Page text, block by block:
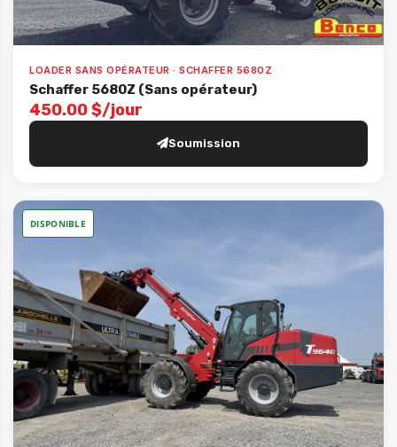
LOADER SANS OPÉRATEUR · SCHAFFER 5680Z
Schaffer 5680Z (Sans opérateur)
450.00 $/jour
Soumission
DISPONIBLE